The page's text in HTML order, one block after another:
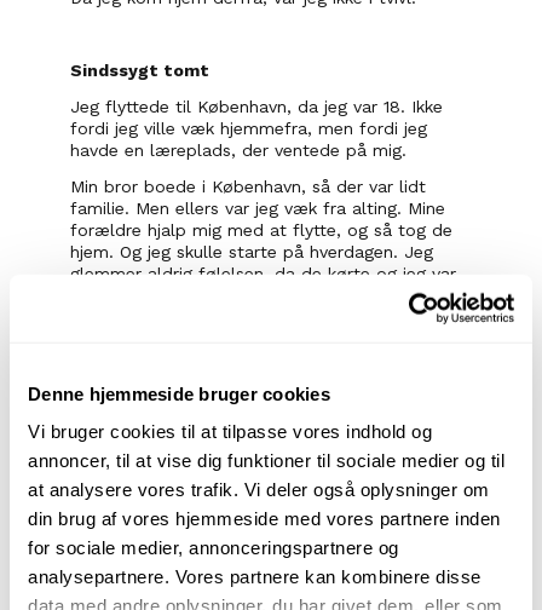
Denne hjemmeside bruger cookies
Vi bruger cookies til at tilpasse vores indhold og
annoncer, til at vise dig funktioner til sociale medier og til
at analysere vores trafik. Vi deler også oplysninger om
din brug af vores hjemmeside med vores partnere inden
for sociale medier, annonceringspartnere og
analysepartnere. Vores partnere kan kombinere disse
data med andre oplysninger, du har givet dem, eller som
Sindssygt tomt
Jeg flyttede til København, da jeg var 18. Ikke
fordi jeg ville væk hjemmefra, men fordi jeg
havde en læreplads, der ventede på mig.
Min bror boede i København, så der var lidt
familie. Men ellers var jeg væk fra alting. Mine
forældre hjalp mig med at flytte, og så tog de
hjem. Og jeg skulle starte på hverdagen. Jeg
glemmer aldrig følelsen, da de kørte og jeg var
helt alene. Det var sindssygt tomt. Jeg er god til
den største og ikke midt i København, men jeg
selv.
Det lyder som om jeg er meget voksen. Det er
jeg også. Jeg har altid været målrettet.
Men der er nogle punkter, hvor jeg stadig er et
barn. Det er hemmeligt. Jeg kan dog afsløre, at
jeg elsker at se Disney-film. Og når jeg er
hjemme hos far og mor, giver jeg helt slip og